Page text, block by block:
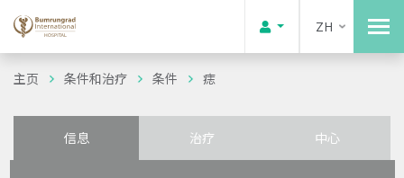
ZH
主页 条件和治疗 条件 痣
信息 治疗 中心